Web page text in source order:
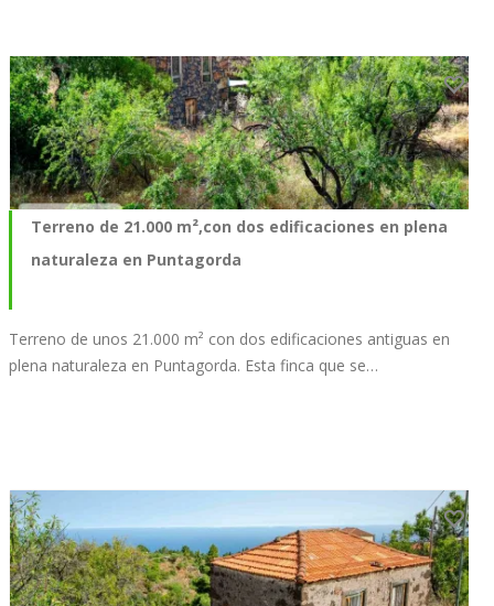
Terreno de 21.000 m²,con dos edificaciones en plena
naturaleza en Puntagorda
Terreno de unos 21.000 m² con dos edificaciones antiguas en
plena naturaleza en Puntagorda. Esta finca que se…